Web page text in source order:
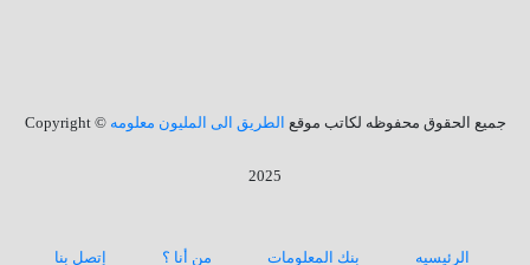
جميع الحقوق محفوظه لكاتب موقع الطريق الى المليون معلومه © Copyright
2025
الرئيسيه بنك المعلومات من أنا ؟ إتصل بنا